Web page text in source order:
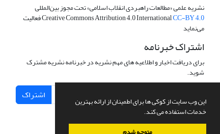
این وب سایت از کوکی ها برای اطمینان از ارائه بهترین
خدمات استفاده می کند.
نشریه علمی «مطالعات راهبردی انقلاب اسلامی» تحت مجوز بین‌المللی
Creative Commons Attribution 4.0 InternationalCC-BY 4.0 فعالیت
می‌نماید
اشتراک خبرنامه
برای دریافت اخبار و اطلاعیه های مهم نشریه در خبرنامه نشریه مشترک
شوید.
اشتراک